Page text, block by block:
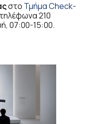
στο Τμήμα Check-
210
07:00-15:00.